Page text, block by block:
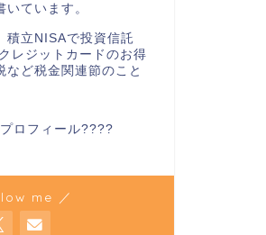
ています。
積立NISAで投資信託
レジットカードのお得
など税金関連節のこと
ロフィール????
me ／